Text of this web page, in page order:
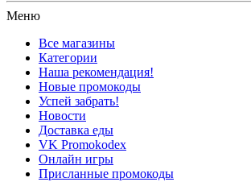
Меню
Все магазины
Категории
Наша рекомендация!
Новые промокоды
Успей забрать!
Новости
Доставка еды
VK Promokodex
Онлайн игры
Присланные промокоды